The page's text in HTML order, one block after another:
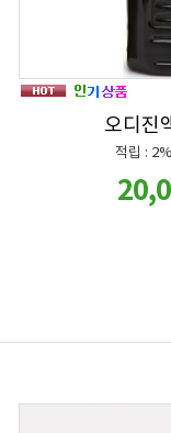
오디진
적립 :